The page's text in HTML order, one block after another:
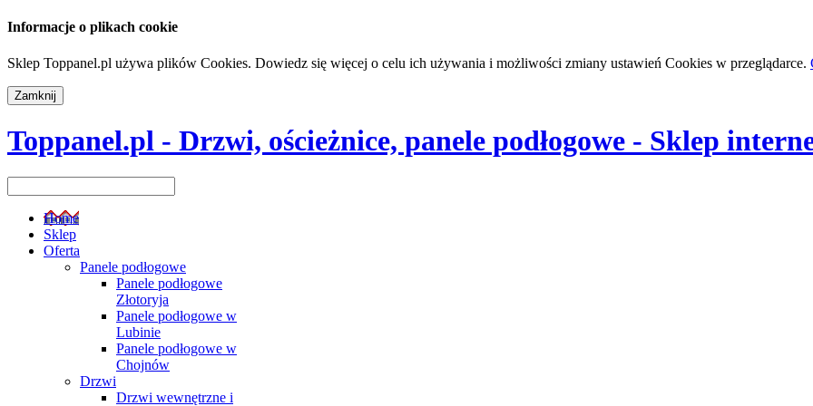
Informacje o plikach cookie
Sklep Toppanel.pl używa plików Cookies. Dowiedz się więcej o celu ich używania i możliwości zmiany ustawień Cookies w przeglądarce.
Toppanel.pl - Drzwi, ościeżnice, panele podłogowe - Sklep
Home
Sklep
Oferta
Panele podłogowe
Panele podłogowe
Złotoryja
Panele podłogowe w
Lubinie
Panele podłogowe w
Chojnów
Drzwi
Drzwi wewnętrzne i